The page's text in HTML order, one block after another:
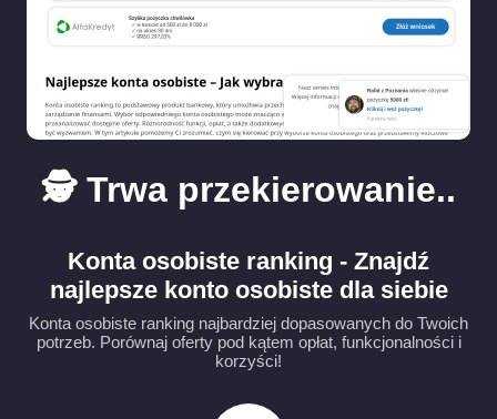
🕵️ Trwa przekierowanie..
Konta osobiste ranking - Znajdź
najlepsze konto osobiste dla siebie
Konta osobiste ranking najbardziej dopasowanych do Twoich
potrzeb. Porównaj oferty pod kątem opłat, funkcjonalności i
korzyści!